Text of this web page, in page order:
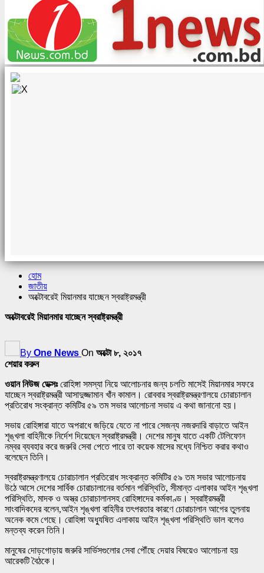
হোম
জাতীয়
অক্টোবরেই মিয়ানমার যাচ্ছেন স্বরাষ্ট্রমন্ত্রী
অক্টোবরেই মিয়ানমার যাচ্ছেন স্বরাষ্ট্রমন্ত্রী
By One News On অক্টো ৮, ২০১৭
শেয়ার করুন
ওয়ান নিউজ ডেক্সঃরোহিঙ্গা সমস্যা নিয়ে আলোচনার জন্য চলতি মাসেই মিয়ানমার সফরে
যাচ্ছেন স্বরাষ্ট্রমন্ত্রী আসাদুজ্জামান খাঁন কামাল। রোববার স্বরাষ্ট্রমন্ত্রণালয়ে চোরাচালান
প্রতিরোধ সংক্রান্ত কমিটির ৫৯ তম সভার আলোচনা সভায় এ কথা জানানো হয়।
সভায় রোহিঙ্গারা যাতে অপরাধে জড়িয়ে যেতে না পারে সেজন্য নজরদারি বাড়াতে আইন
শৃঙ্খলা বাহিনীকে নির্দেশ দিয়েছেন স্বরাষ্ট্রমন্ত্রী। দেশের মানুষ যাতে একটি টেলিফোন
নম্বর ব্যবহার করে জরুরি সেবা পেতে পারে তা কয়েক মাসের মধ্যে নিশ্চিত করার কথাও
বলেছেন তিনি।
স্বরাষ্ট্রমন্ত্রণালয়ে চোরাচালান প্রতিরোধ সংক্রান্ত কমিটির ৫৯ তম সভার আলোচনায়
উঠে আসে দেশের সার্বিক চোরাচালানের বর্তমান পরিস্থিতি, সীমান্ত এলাকার আইন শৃঙ্খলা
পরিস্থিতি, মাদক ও অস্ত্র চোরাচালানসহ রোহিঙ্গাদের কর্মকাণ্ড। স্বরাষ্ট্রমন্ত্রী
সাংবাদিকদের বলেন,আইন শৃঙ্খলা বাহিনীর তৎপরতার কারণে চোরাচালান আগের তুলনায়
অনেক কমে গেছে। রোহিঙ্গা অধ্যুষিত এলাকায় আইন শৃঙ্খলা পরিস্থিতি ভাল বলেও
মন্তব্য করেন তিনি।
মানুষের দোড়গোড়ায় জরুরি সার্ভিসগুলোর সেবা পৌঁছে দেয়ার বিষয়েও আলোচনা হয়
আরেকটি বৈঠকে।